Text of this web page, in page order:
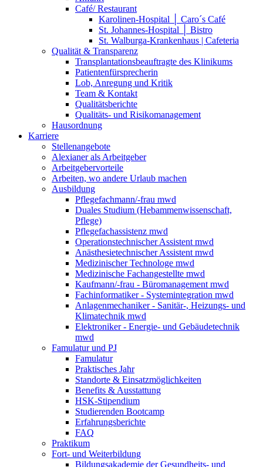
Café/ Restaurant
Karolinen-Hospital │ Caro´s Café
St. Johannes-Hospital │ Bistro
St. Walburga-Krankenhaus | Cafeteria
Qualität & Transparenz
Transplantationsbeauftragte des Klinikums
Patientenfürsprecherin
Lob, Anregung und Kritik
Team & Kontakt
Qualitätsberichte
Qualitäts- und Risikomanagement
Hausordnung
Karriere
Stellenangebote
Alexianer als Arbeitgeber
Arbeitgebervorteile
Arbeiten, wo andere Urlaub machen
Ausbildung
Pflegefachmann/-frau mwd
Duales Studium (Hebammenwissenschaft,
Pflege)
Pflegefachassistenz mwd
Operationstechnischer Assistent mwd
Anästhesietechnischer Assistent mwd
Medizinischer Technologe mwd
Medizinische Fachangestellte mwd
Kaufmann/-frau - Büromanagement mwd
Fachinformatiker - Systemintegration mwd
Anlagenmechaniker - Sanitär-, Heizungs- und
Klimatechnik mwd
Elektroniker - Energie- und Gebäudetechnik
mwd
Famulatur und PJ
Famulatur
Praktisches Jahr
Standorte & Einsatzmöglichkeiten
Benefits & Ausstattung
HSK-Stipendium
Studierenden Bootcamp
Erfahrungsberichte
FAQ
Praktikum
Fort- und Weiterbildung
Bildungsakademie der Gesundheits- und